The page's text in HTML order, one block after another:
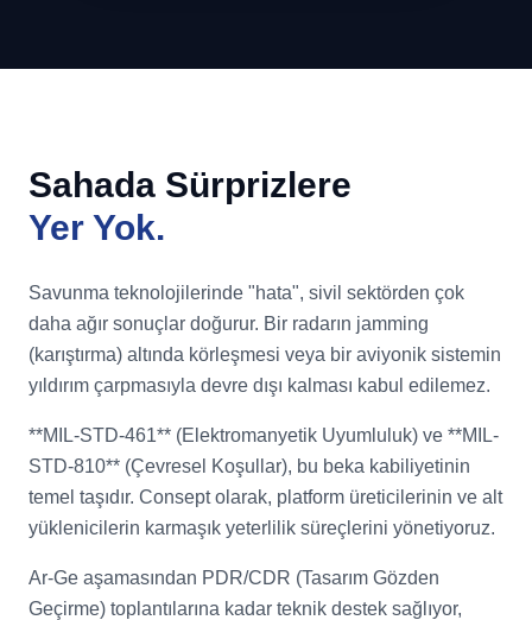
Sahada Sürprizlere
Yer Yok.
Savunma teknolojilerinde "hata", sivil sektörden çok
daha ağır sonuçlar doğurur. Bir radarın jamming
(karıştırma) altında körleşmesi veya bir aviyonik sistemin
yıldırım çarpmasıyla devre dışı kalması kabul edilemez.
**MIL-STD-461** (Elektromanyetik Uyumluluk) ve **MIL-
STD-810** (Çevresel Koşullar), bu beka kabiliyetinin
temel taşıdır. Consept olarak, platform üreticilerinin ve alt
yüklenicilerin karmaşık yeterlilik süreçlerini yönetiyoruz.
Ar-Ge aşamasından PDR/CDR (Tasarım Gözden
Geçirme) toplantılarına kadar teknik destek sağlıyor,